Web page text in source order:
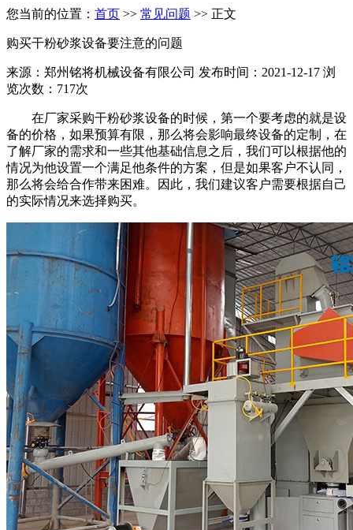
您当前的位置： 首页 >> 常见问题 >> 正文
购买干粉砂浆设备要注意的问题
来源：郑州铭将机械设备有限公司 发布时间：2021-12-17 浏
览次数：717次
在厂家采购干粉砂浆设备的时候，第一个要考虑的就是设
备的价格，如果预算有限，那么将会影响最终设备的定制，在
了解厂家的需求和一些其他基础信息之后，我们可以根据他的
情况为他设置一个满足他条件的方案，但是如果客户不认同，
那么将会给合作带来困难。因此，我们建议客户需要根据自己
的实际情况来选择购买。